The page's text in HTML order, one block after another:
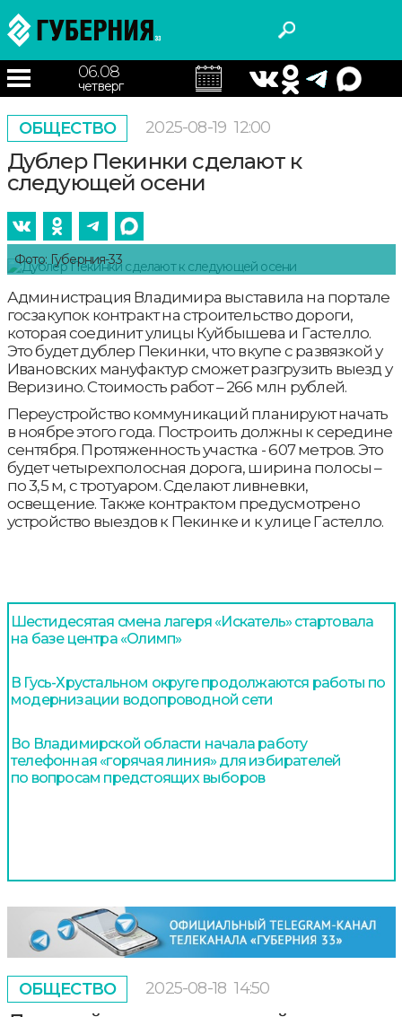
06.08
четверг
ОБЩЕСТВО 2025-08-19 12:00
Дублер Пекинки сделают к
следующей осени
Фото: Губерния-33
Администрация Владимира выставила на портале
госзакупок контракт на строительство дороги,
которая соединит улицы Куйбышева и Гастелло.
Это будет дублер Пекинки, что вкупе с развязкой у
Ивановских мануфактур сможет разгрузить выезд у
Веризино. Стоимость работ – 266 млн рублей.
Переустройство коммуникаций планируют начать
в ноябре этого года. Построить должны к середине
сентября. Протяженность участка - 607 метров. Это
будет четырехполосная дорога, ширина полосы –
по 3,5 м, с тротуаром. Сделают ливневки,
освещение. Также контрактом предусмотрено
устройство выездов к Пекинке и к улице Гастелло.
Шестидесятая смена лагеря «Искатель» стартовала
на базе центра «Олимп»
В Гусь-Хрустальном округе продолжаются работы по
модернизации водопроводной сети
Во Владимирской области начала работу
телефонная «горячая линия» для избирателей
по вопросам предстоящих выборов
ОБЩЕСТВО 2025-08-18 14:50